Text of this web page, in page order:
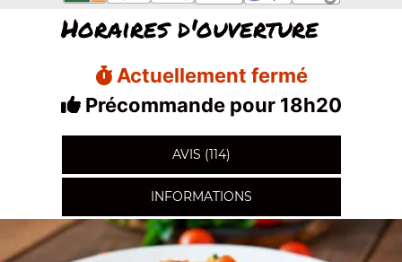
Horaires d'ouverture
Actuellement fermé
Précommande pour 18h20
AVIS (114)
INFORMATIONS